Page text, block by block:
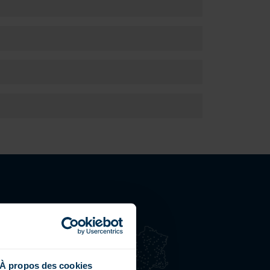
À propos des cookies
NOUS
points de vente en
présence dans 24